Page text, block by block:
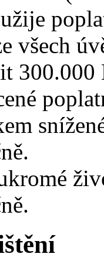
všech
300.000